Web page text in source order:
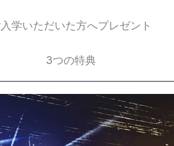
学いただいた方へプレゼント
3つの特典